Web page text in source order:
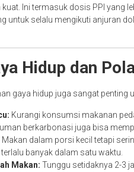
Ini termasuk dosis PPI yang
untuk selalu mengikuti anjuran
Hidup dan
gaya hidup juga sangat penting
Kurangi konsumsi makanan
berkarbonasi juga bisa
Makan dalam porsi kecil tetapi
banyak dalam satu waktu.
Makan: Tunggu setidaknya 2-3